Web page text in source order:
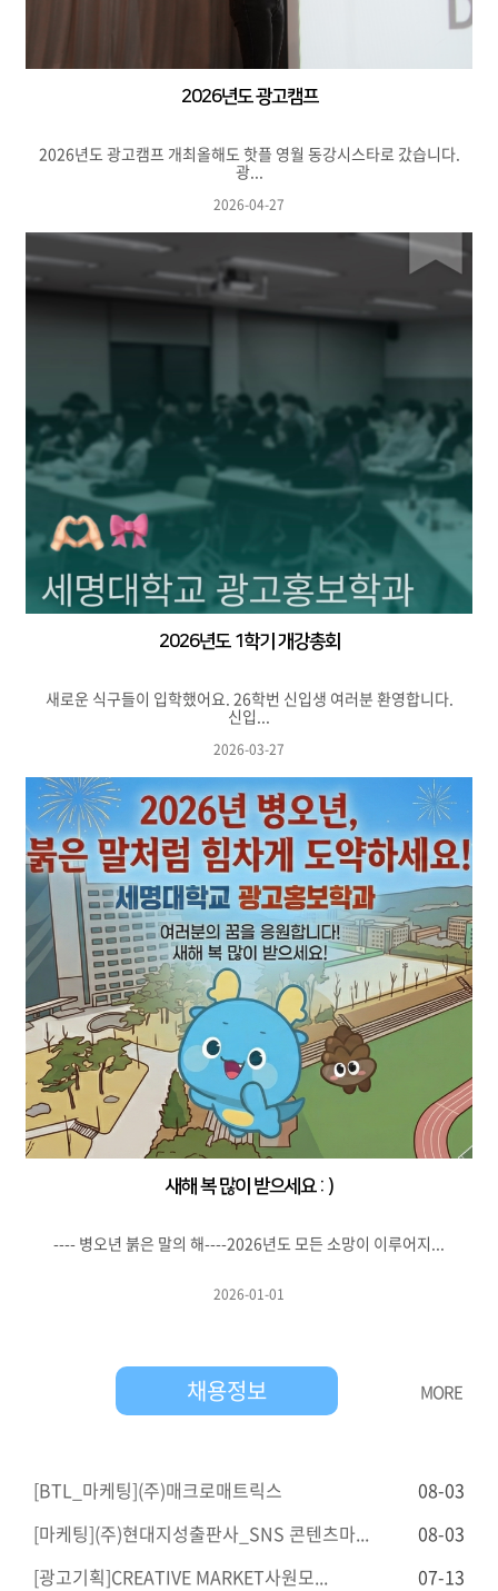
2026년도 광고캠프
2026년도 광고캠프 개최올해도 핫플 영월 동강시스타로 갔습니다.
광...
2026-04-27
2026년도 1학기 개강총회
새로운 식구들이 입학했어요. 26학번 신입생 여러분 환영합니다.
신입...
2026-03-27
새해 복 많이 받으세요 : )
---- 병오년 붉은 말의 해----2026년도 모든 소망이 이루어지...
2026-01-01
채용정보
[BTL_마케팅](주)매크로매트릭스
08-03
[마케팅](주)현대지성출판사_SNS 콘텐츠마...
08-03
[광고기획]CREATIVE MARKET사원모...
07-13
MORE